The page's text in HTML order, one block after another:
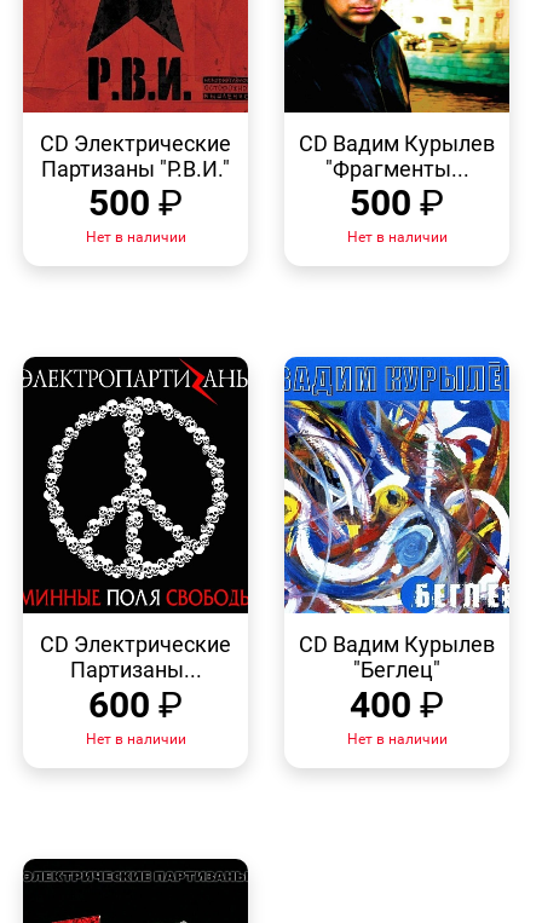
CD Электрические
Партизаны "Р.В.И."
500 ₽
Нет в наличии
ПРОСМОТР
CD Вадим Курылев
"Фрагменты...
500 ₽
Нет в наличии
ПРОСМОТР
CD Электрические
Партизаны...
600 ₽
Нет в наличии
ПРОСМОТР
CD Вадим Курылев
"Беглец"
400 ₽
Нет в наличии